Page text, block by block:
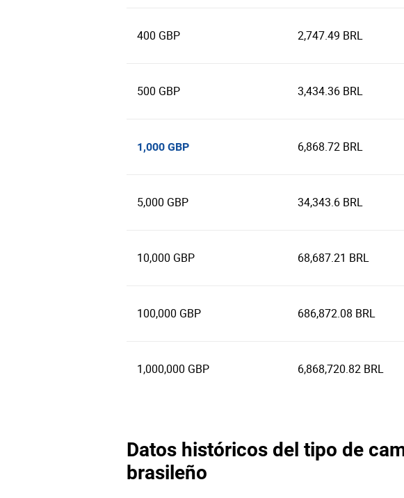
400 GBP 2,747.49 BRL
500 GBP 3,434.36 BRL
1,000 GBP 6,868.72 BRL
5,000 GBP 34,343.6 BRL
10,000 GBP 68,687.21 BRL
100,000 GBP 686,872.08 BRL
1,000,000 GBP 6,868,720.82 BRL
Datos históricos del tipo de
brasileño